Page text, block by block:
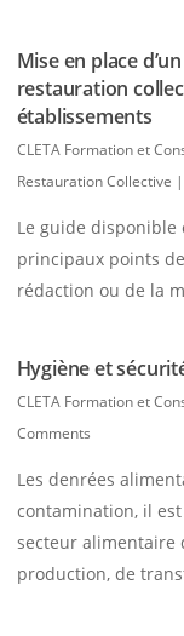
Mise en place
restauration
établissements
CLETA Formation et
Restauration Collective |
Le guide disponible
principaux points
rédaction ou de la
Hygiène et
CLETA Formation et
Comments
Les denrées
contamination, il
secteur alimentaire
production, de